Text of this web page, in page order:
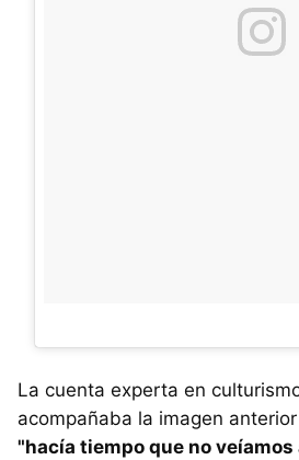
La cuenta experta en
acompañaba la imagen
"hacía tiempo que no veíamos